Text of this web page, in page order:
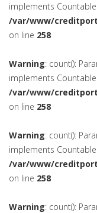
implements
/var/www/
on line 258
Warning: count():
implements
/var/www/
on line 258
Warning: count():
implements
/var/www/
on line 258
Warning: count():